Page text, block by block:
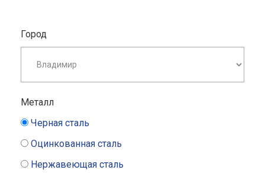
Город
Металл
Черная сталь
Оцинкованная сталь
Нержавеющая сталь